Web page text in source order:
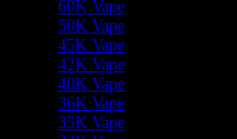
60K Vape
50K Vape
45K Vape
42K Vape
40K Vape
36K Vape
35K Vape